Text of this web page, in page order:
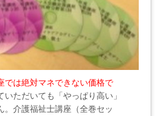
では絶対マネできない価格で
いただいても「やっぱり高い」
。介護福祉士講座（全巻セッ